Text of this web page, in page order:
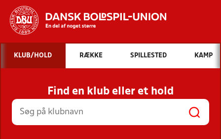
Hvad vil du søge efter?
INDHOLD OG NYHEDER
STILLINGER, RESULTATER, KLUBBER OG
HOLD
KLUB/HOLD RÆKKE SPILLESTED KAMP
Find en klub eller et hold